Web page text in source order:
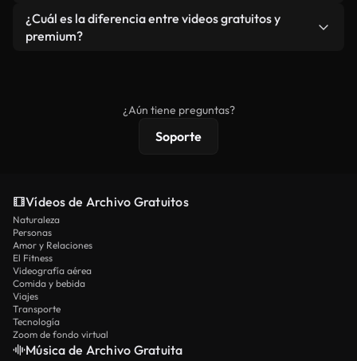
cada descarga.
Sí. Eres libre de recortar o mezclar nuestros
vídeos. Solo asegúrese de que el producto final no
¿Cuál es la diferencia entre videos gratuitos y
premium?
protecciones de licencia extendidas.
¿Aún tiene preguntas?
Soporte
Vídeos de Archivo Gratuitos
Naturaleza
Personas
Amor y Relaciones
El Fitness
Videografía aérea
Comida y bebida
Viajes
Transporte
Tecnología
Zoom de fondo virtual
Música de Archivo Gratuita